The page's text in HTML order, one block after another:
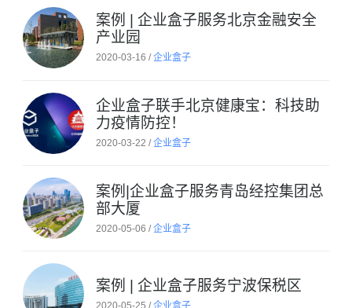
案例 | 企业盒子服务北京金融安全
产业园
2020-03-16 /企业盒子
企业盒子联手北京健康宝：科技助
力疫情防控！
2020-03-22 /企业盒子
案例|企业盒子服务青岛经控集团总
部大厦
2020-05-06 /企业盒子
案例 | 企业盒子服务宁波保税区
2020-05-25 /企业盒子